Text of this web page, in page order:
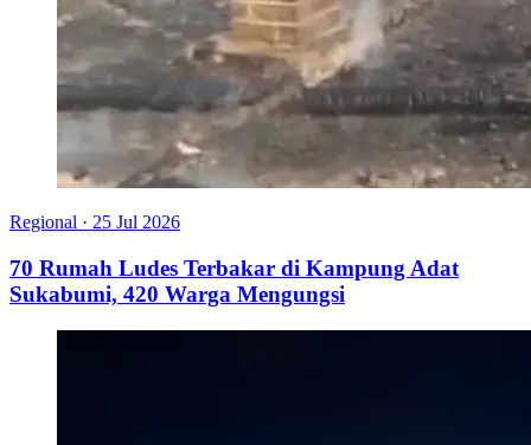
Regional · 25 Jul 2026
70 Rumah Ludes Terbakar di Kampung Adat
Sukabumi, 420 Warga Mengungsi